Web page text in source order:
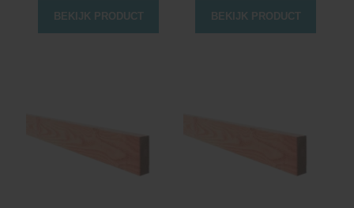
BEKIJK PRODUCT BEKIJK PRODUCT